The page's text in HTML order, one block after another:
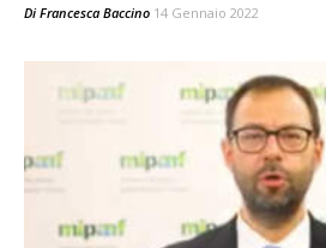
Di Francesca Baccino 14 Gennaio 2022